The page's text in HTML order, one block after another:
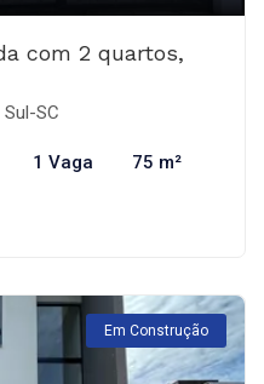
com 2 quartos,
SC
1 Vaga 75 m²
Em Construção